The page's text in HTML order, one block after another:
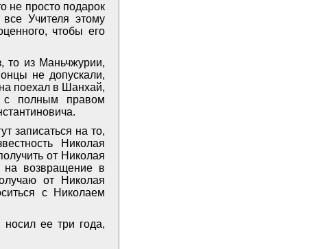
не просто подарок
Учителя этому
чтобы его
то из Маньчжурии,
не допускали,
поехал в Шанхай,
с полным правом
записаться на то,
Николая
от Николая
на возвращение в
от Николая
с Николаем
ее три года,